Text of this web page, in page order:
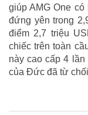
giúp AMG One
đứng yên trong
điểm 2,7 triệu
chiếc trên toàn
này cao cấp 4
của Đức đã từ